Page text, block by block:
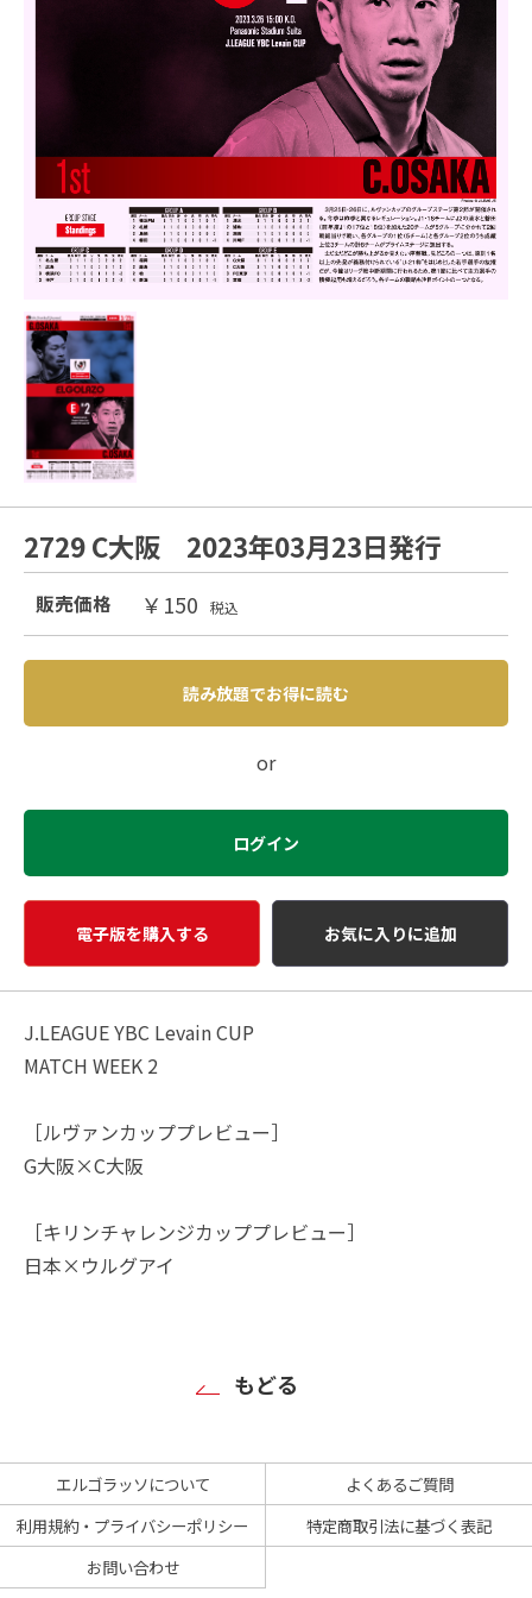
2729 C大阪 2023年03月23日発行
販売価格 ￥150 税込
読み放題でお得に読む
or
ログイン
電子版を購入する お気に入りに追加
J.LEAGUE YBC Levain CUP
MATCH WEEK 2
［ルヴァンカッププレビュー］
G大阪×C大阪
［キリンチャレンジカッププレビュー］
日本×ウルグアイ
もどる
エルゴラッソについて
よくあるご質問
利用規約・プライバシーポリシー
特定商取引法に基づく表記
お問い合わせ